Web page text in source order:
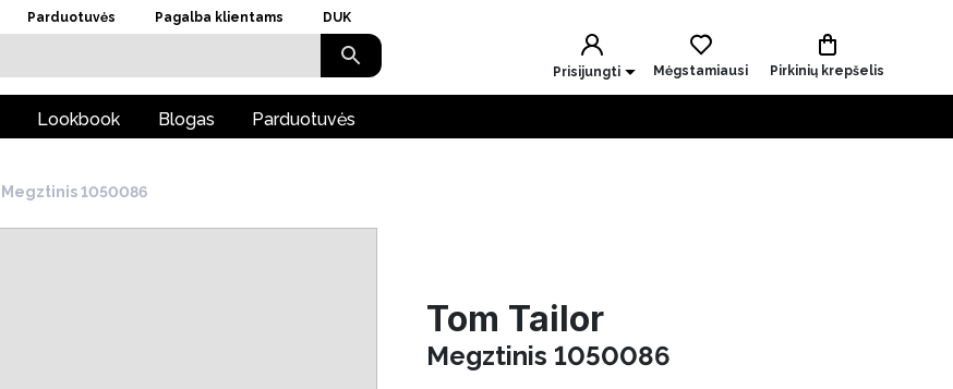
Parduotuvės Pagalba klientams DUK
Prisijungti Mėgstamiausi Pirkinių krepšelis
Lookbook Blogas Parduotuvės
Megztinis 1050086
Tom Tailor
Megztinis 1050086